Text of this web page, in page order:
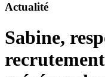
Actualité
Sabine,